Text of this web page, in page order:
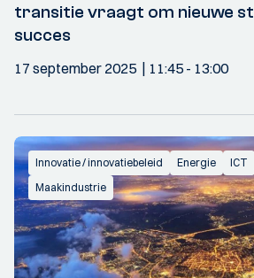
transitie vraagt om nieuwe
succes
17 september 2025 11:45 - 13:00
Innovatie / innovatiebeleid Energie
ICT
Maakindustrie